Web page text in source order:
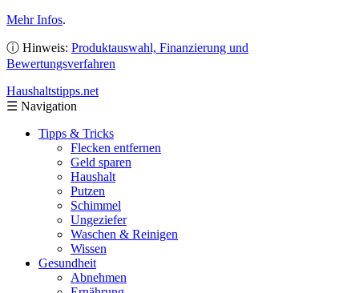
Mehr Infos.
ⓘ Hinweis: Produktauswahl, Finanzierung und
Bewertungsverfahren
Haushaltstipps.net
☰ Navigation
Tipps & Tricks
Flecken entfernen
Geld sparen
Haushalt
Putzen
Schimmel
Ungeziefer
Waschen & Reinigen
Wissen
Gesundheit
Abnehmen